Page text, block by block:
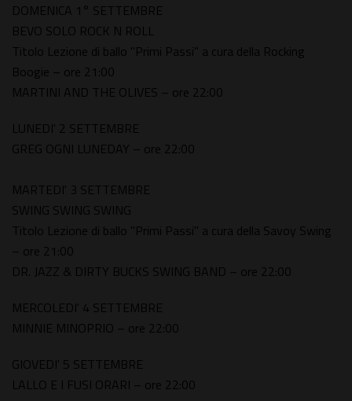
DOMENICA 1° SETTEMBRE
BEVO SOLO ROCK N ROLL
Titolo Lezione di ballo "Primi Passi" a cura della Rocking
Boogie – ore 21:00
MARTINI AND THE OLIVES – ore 22:00
LUNEDI' 2 SETTEMBRE
GREG OGNI LUNEDAY – ore 22:00
MARTEDI' 3 SETTEMBRE
SWING SWING SWING
Titolo Lezione di ballo "Primi Passi" a cura della Savoy Swing
– ore 21:00
DR. JAZZ & DIRTY BUCKS SWING BAND – ore 22:00
MERCOLEDI' 4 SETTEMBRE
MINNIE MINOPRIO – ore 22:00
GIOVEDI' 5 SETTEMBRE
LALLO E I FUSI ORARI – ore 22:00